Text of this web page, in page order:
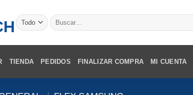
Buscar
por:
TIENDA PEDIDOS FINALIZAR COMPRA MI CUENTA